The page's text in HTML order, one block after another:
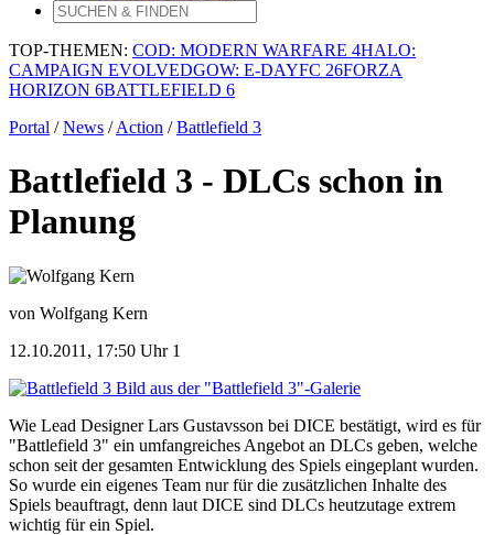
TOP-THEMEN: COD: MODERN WARFARE 4HALO:
CAMPAIGN EVOLVEDGOW: E-DAYFC 26FORZA
HORIZON 6BATTLEFIELD 6
Portal /News /Action /Battlefield 3
Battlefield 3 - DLCs schon in
Planung
von Wolfgang Kern
12.10.2011, 17:50 Uhr1
Bild aus der "Battlefield 3"-Galerie
Wie Lead Designer Lars Gustavsson bei DICE bestätigt, wird es für
"Battlefield 3" ein umfangreiches Angebot an DLCs geben, welche
schon seit der gesamten Entwicklung des Spiels eingeplant wurden.
So wurde ein eigenes Team nur für die zusätzlichen Inhalte des
Spiels beauftragt, denn laut DICE sind DLCs heutzutage extrem
wichtig für ein Spiel.